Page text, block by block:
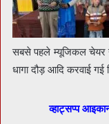
सबसे पहले म्यूजिकल चेयर
धागा दौड़ आदि करवाई
व्हाट्सप्प